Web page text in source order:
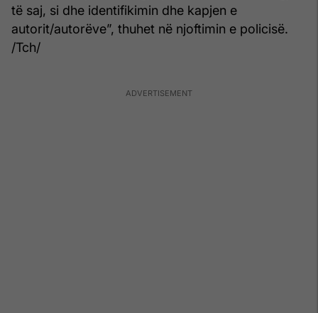
të saj, si dhe identifikimin dhe kapjen e
autorit/autorëve”, thuhet në njoftimin e policisë.
/Tch/